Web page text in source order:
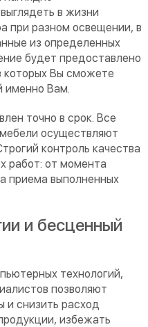
в жизни
при разном освещении, в
из определенных
будет предоставлено
которых Вы сможете
именно Вам.
точно в срок. Все
осуществляют
контроль качества
работ: от момента
приема выполненных
и бесценный
технологий,
позволяют
и снизить расход
избежать